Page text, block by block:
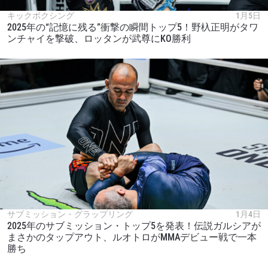
キックボクシング 1月5日
2025年の“記憶に残る”衝撃の瞬間トップ5！野杁正明がタワ
ンチャイを撃破、ロッタンが武尊にKO勝利
サブミッション・グラップリング 1月4日
2025年のサブミッション・トップ5を発表！伝説ガルシアが
まさかのタップアウト、ルオトロがMMAデビュー戦で一本
勝ち